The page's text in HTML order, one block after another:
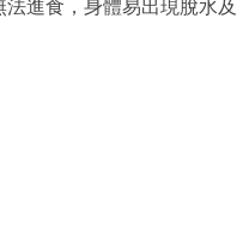
進食，身體易出現脫水及